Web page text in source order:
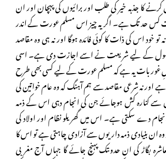
کرنے کا جذبہ خیر کی طلب اور برائیوں کی پہچان اور ان
کس حد تک ہے۔ اگر یہ چیز اس مسلم عورت کے اندر
اس کی ذات کا کوئی فائدہ ہوگا اور نہ ہی وہ مقاصد
کے لیے شریعت نے اسے اجازت دی ہے۔ اسی
غور بات یہ ہے کہ مسلم عورت کے لیے کسی بھی طرح
اور نہ شرعی مقاصد سے ہم آہنگ کہ وہ عام خواتین کی
سے کنارہ کش ہوجائے جن کی انجام دہی اس کے ذمہ
دے سکتی ہے۔ اس میں گھریلو نظام اور اولاد کی
بنیادی ذمہ داریوں سے آزادی چاہتی ہے تو اس کا
بگاڑ کی ان حدوںتک پہنچ جائے گا جہاں آج مغربی